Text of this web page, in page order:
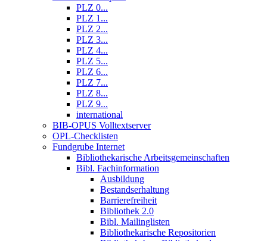
PLZ 0...
PLZ 1...
PLZ 2...
PLZ 3...
PLZ 4...
PLZ 5...
PLZ 6...
PLZ 7...
PLZ 8...
PLZ 9...
international
BIB-OPUS Volltextserver
OPL-Checklisten
Fundgrube Internet
Bibliothekarische Arbeitsgemeinschaften
Bibl. Fachinformation
Ausbildung
Bestandserhaltung
Barrierefreiheit
Bibliothek 2.0
Bibl. Mailinglisten
Bibliothekarische Repositorien